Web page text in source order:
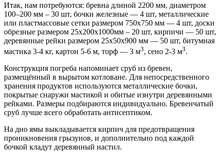
Итак, нам потребуются: бревна длиной 2200 мм, диаметром
100–200 мм – 30 шт, бочки железные — 4 шт, металлические
или пластмассовые сетки размером 750х750 мм — 4 шт, доски
обрезные размером 25х200х1000мм – 20 шт, кирпичи — 50 шт,
деревянные рейки размером 25х50х900 мм — 50 шт, битумная
мастика 3-4 кг, картон 5-6 м, торф — 3 м3, сено 2-3 м3.
Конструкция погреба напоминает сруб из бревен,
размещённый в вырытом котловане. Для непосредственного
хранения продуктов используются металлические бочки,
покрытые снаружи мастикой и обитые изнутри деревянными
рейками. Размеры подбираются индивидуально. Бревенчатый
сруб лучше всего обработать антисептиком.
На дно ямы выкладывается кирпич для предотвращения
проникновения грызунов, и дополнительно под каждой
бочкой кладут деревянный настил.